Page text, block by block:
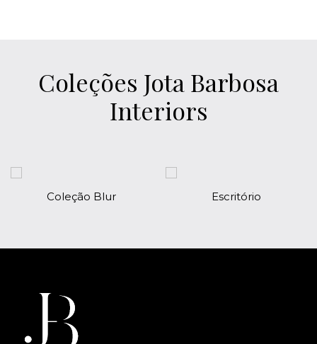
Coleções Jota Barbosa
Interiors
Coleção Blur Escritório